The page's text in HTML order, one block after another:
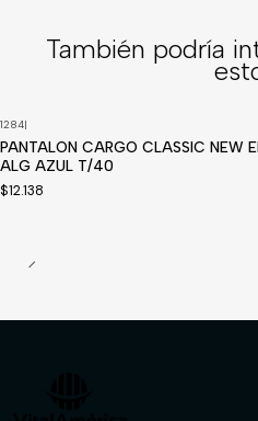
También podría
1284|
PANTALON CARGO CLASSIC NEW
ALG AZUL T/40
$12.138